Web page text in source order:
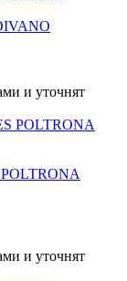
и уточнят
и уточнят